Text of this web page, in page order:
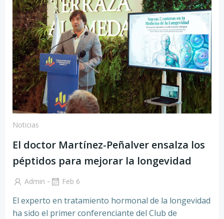
Noticias
El doctor Martínez-Peñalver ensalza los
péptidos para mejorar la longevidad
Admin - Feb 6
El experto en tratamiento hormonal de la longevidad
ha sido el primer conferenciante del Club de